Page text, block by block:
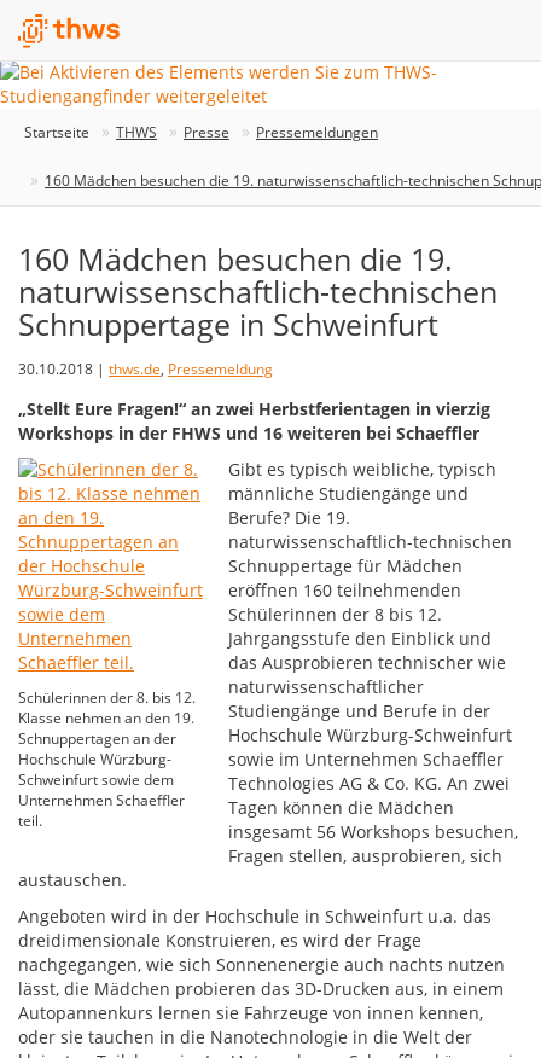
Startseite THWS Presse Pressemeldungen
160 Mädchen besuchen die 19. naturwissenschaftlich-technischen
160 Mädchen besuchen die 19.
naturwissenschaftlich-technischen
Schnuppertage in Schweinfurt
30.10.2018 | thws.de, Pressemeldung
„Stellt Eure Fragen!“ an zwei Herbstferientagen in vierzig
Workshops in der FHWS und 16 weiteren bei Schaeffler
Schülerinnen der 8. bis 12.
Klasse nehmen an den 19.
Schnuppertagen an der
Hochschule Würzburg-
Schweinfurt sowie dem
Unternehmen Schaeffler
teil.
Gibt es typisch weibliche, typisch
männliche Studiengänge und
Berufe? Die 19.
naturwissenschaftlich-technischen
Schnuppertage für Mädchen
eröffnen 160 teilnehmenden
Schülerinnen der 8 bis 12.
Jahrgangsstufe den Einblick und
das Ausprobieren technischer wie
naturwissenschaftlicher
Studiengänge und Berufe in der
Hochschule Würzburg-Schweinfurt
sowie im Unternehmen Schaeffler
Technologies AG & Co. KG. An zwei
Tagen können die Mädchen
insgesamt 56 Workshops besuchen,
Fragen stellen, ausprobieren, sich
austauschen.
Angeboten wird in der Hochschule in Schweinfurt u.a. das
dreidimensionale Konstruieren, es wird der Frage
nachgegangen, wie sich Sonnenenergie auch nachts nutzen
lässt, die Mädchen probieren das 3D-Drucken aus, in einem
Autopannenkurs lernen sie Fahrzeuge von innen kennen,
oder sie tauchen in die Nanotechnologie in die Welt der